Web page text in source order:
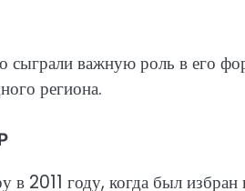
сыграли важную роль в его
региона.
в 2011 году, когда был